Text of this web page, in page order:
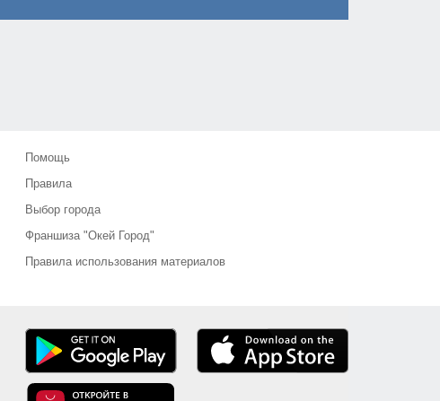
Помощь
Правила
Выбор города
Франшиза "Окей Город"
Правила использования материалов